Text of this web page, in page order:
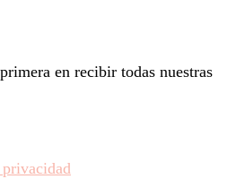
en recibir todas nuestras